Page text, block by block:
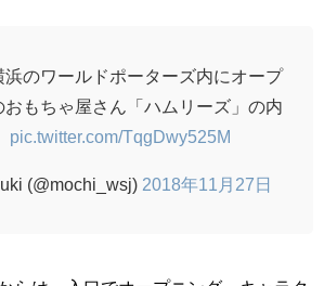
のワールドポーターズ内にオープ
おもちゃ屋さん「ハムリーズ」の内
pic.twitter.com/TqgDwy525M
(@mochi_wsj) 2018年11月27日